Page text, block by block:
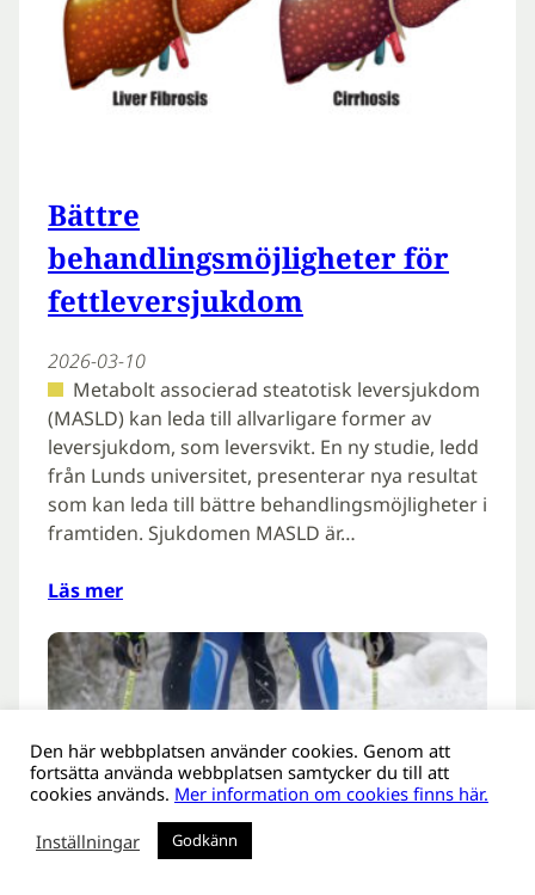
Bättre
behandlingsmöjligheter för
fettleversjukdom
2026-03-10
Metabolt associerad steatotisk leversjukdom
(MASLD) kan leda till allvarligare former av
leversjukdom, som leversvikt. En ny studie, ledd
från Lunds universitet, presenterar nya resultat
som kan leda till bättre behandlingsmöjligheter i
framtiden. Sjukdomen MASLD är…
Läs mer
Den här webbplatsen använder cookies. Genom att
fortsätta använda webbplatsen samtycker du till att
cookies används. Mer information om cookies finns här.
Inställningar
Godkänn